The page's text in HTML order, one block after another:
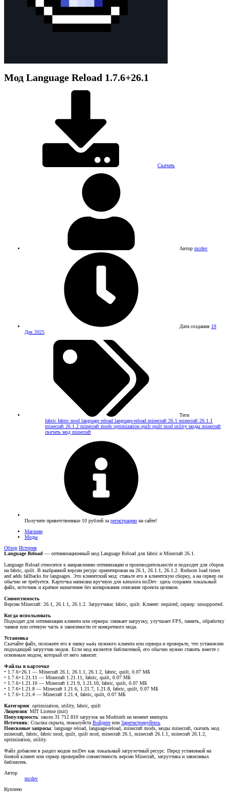
Мод Language Reload 1.7.6+26.1
Скачать
Автор mcdev
Дата создания 19
Дек 2025
Теги
fabric fabric mod language reload language-reload minecraft 26.1 minecraft 26.1.1
minecraft 26.1.2 minecraft mods optimization quilt quilt mod utility моды minecraft
скачать мод minecraft
Получите приветственные 10 рублей за регистрацию на сайте!
Магазин
Моды
Обзор История
Language Reload — оптимизационный мод Language Reload для fabric и Minecraft 26.1.
Language Reload относится к направлению оптимизации и производительности и подходит для сборок
на fabric, quilt. В выбранной версии ресурс ориентирован на 26.1, 26.1.1, 26.1.2. Reduces load times
and adds fallbacks for languages. Это клиентский мод: ставьте его в клиентскую сборку, а на сервер он
обычно не требуется. Карточка написана вручную для каталога mcDev: здесь сохранен локальный
файл, источник и краткое назначение без копирования описания проекта целиком.
Совместимость
Версии Minecraft: 26.1, 26.1.1, 26.1.2. Загрузчики: fabric, quilt. Клиент: required; сервер: unsupported.
Когда использовать
Подходит для оптимизации клиента или сервера: снижает нагрузку, улучшает FPS, память, обработку
чанков или сетевую часть в зависимости от конкретного мода.
Установка
Скачайте файл, положите его в папку mods нужного клиента или сервера и проверьте, что установлен
подходящий загрузчик модов. Если мод является библиотекой, его обычно нужно ставить вместе с
основным модом, который от него зависит.
Файлы в карточке
• 1.7.6+26.1 — Minecraft 26.1, 26.1.1, 26.1.2, fabric, quilt, 0.07 МБ
• 1.7.6+1.21.11 — Minecraft 1.21.11, fabric, quilt, 0.07 МБ
• 1.7.6+1.21.10 — Minecraft 1.21.9, 1.21.10, fabric, quilt, 0.07 МБ
• 1.7.6+1.21.8 — Minecraft 1.21.6, 1.21.7, 1.21.8, fabric, quilt, 0.07 МБ
• 1.7.6+1.21.4 — Minecraft 1.21.4, fabric, quilt, 0.07 МБ
Категории: optimization, utility, fabric, quilt
Лицензия: MIT License (mit)
Популярность: около 31 712 810 загрузок на Modrinth на момент импорта.
Источник: Ссылка скрыта, пожалуйста Войдите или Зарегистрируйтесь
Поисковые запросы: language reload, language-reload, minecraft mods, моды minecraft, скачать мод
minecraft, fabric, fabric mod, quilt, quilt mod, minecraft 26.1, minecraft 26.1.1, minecraft 26.1.2,
optimization, utility.
Файл добавлен в раздел модов mcDev как локальный загрузочный ресурс. Перед установкой на
боевой клиент или сервер проверяйте совместимость версии Minecraft, загрузчика и зависимых
библиотек.
Автор
mcdev
Куплено